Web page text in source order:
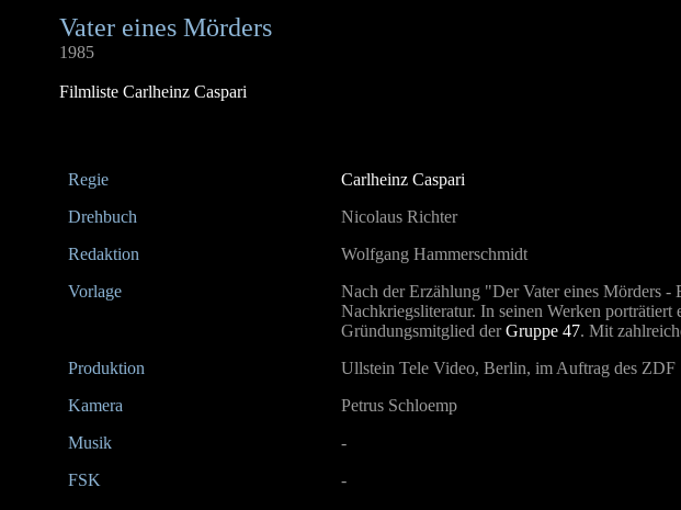
Vater eines Mörders
1985
Filmliste Carlheinz Caspari
Regie
Carlheinz Caspari
Drehbuch
Nicolaus Richter
Redaktion
Wolfgang Hammerschmidt
Vorlage
Nach der Erzählung "Der Vater eines Mörders -
Nachkriegsliteratur. In seinen Werken
Gründungsmitglied derGruppe 47. Mit
Produktion
Ullstein Tele Video, Berlin, im Auftrag des ZDF
Kamera
Petrus Schloemp
Musik
-
FSK
-